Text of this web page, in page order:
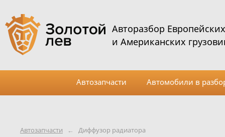
Автозапчасти ← Диффузор радиатора
Авторазбор Европейских
и Американских
Автозапчасти Автомобили в